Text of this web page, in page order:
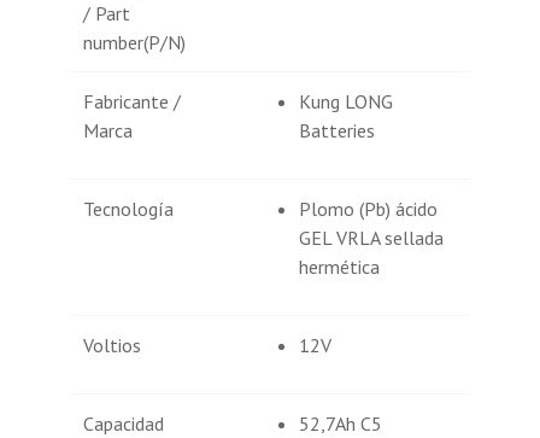
/ Part
number(P/N)
Fabricante /
Marca
Kung LONG
Batteries
Tecnología
Plomo (Pb) ácido
GEL VRLA sellada
hermética
Voltios 12V
Capacidad
52,7Ah C5